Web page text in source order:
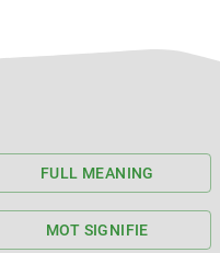
FULL MEANING
MOT SIGNIFIE